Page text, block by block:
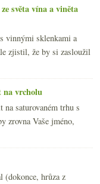
světa vína a viněta
vinnými sklenkami a
zjistil, že by si zasloužil
na vrcholu
na saturovaném trhu s
zrovna Vaše jméno,
(dokonce, hrůza z